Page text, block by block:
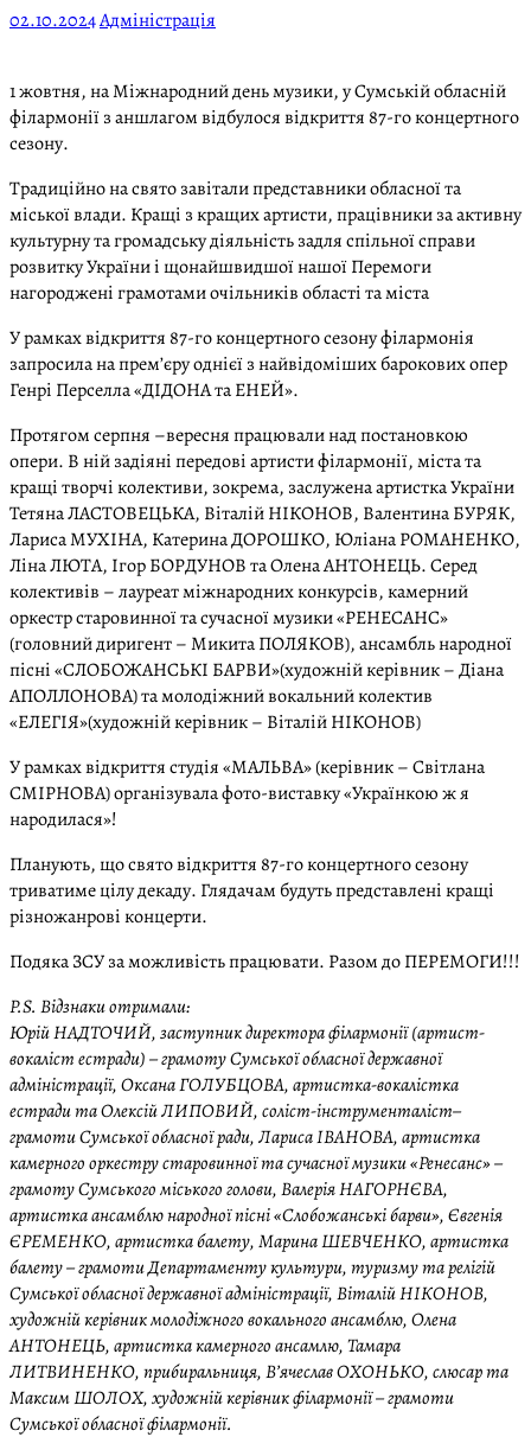
02.10.2024Адміністрація
1 жовтня, на Міжнародний день музики, у Сумській обласній
філармонії з аншлагом відбулося відкриття 87-го концертного
сезону.
Традиційно на свято завітали представники обласної та
міської влади. Кращі з кращих артисти, працівники за активну
культурну та громадську діяльність задля спільної справи
розвитку України і щонайшвидшої нашої Перемоги
нагороджені грамотами очільників області та міста
У рамках відкриття 87-го концертного сезону філармонія
запросила на прем’єру однієї з найвідоміших барокових опер
Генрі Перселла «ДІДОНА та ЕНЕЙ».
Протягом серпня –вересня працювали над постановкою
опери. В ній задіяні передові артисти філармонії, міста та
кращі творчі колективи, зокрема, заслужена артистка України
Тетяна ЛАСТОВЕЦЬКА, Віталій НІКОНОВ, Валентина БУРЯК,
Лариса МУХІНА, Катерина ДОРОШКО, Юліана РОМАНЕНКО,
Ліна ЛЮТА, Ігор БОРДУНОВ та Олена АНТОНЕЦЬ. Серед
колективів – лауреат міжнародних конкурсів, камерний
оркестр старовинної та сучасної музики «РЕНЕСАНС»
(головний диригент – Микита ПОЛЯКОВ), ансамбль народної
пісні «СЛОБОЖАНСЬКІ БАРВИ»(художній керівник – Діана
АПОЛЛОНОВА) та молодіжний вокальний колектив
«ЕЛЕГІЯ»(художній керівник – Віталій НІКОНОВ)
У рамках відкриття студія «МАЛЬВА» (керівник – Світлана
СМІРНОВА) організувала фото-виставку «Українкою ж я
народилася»!
Планують, що свято відкриття 87-го концертного сезону
триватиме цілу декаду. Глядачам будуть представлені кращі
різножанрові концерти.
Подяка ЗСУ за можливість працювати. Разом до ПЕРЕМОГИ!!!
P.S. Відзнаки отримали:
Юрій НАДТОЧИЙ, заступник директора філармонії (артист-
вокаліст естради) – грамоту Сумської обласної державної
адміністрації, Оксана ГОЛУБЦОВА, артистка-вокалістка
естради та Олексій ЛИПОВИЙ, соліст-інструменталіст–
грамоти Сумської обласної ради, Лариса ІВАНОВА, артистка
камерного оркестру старовинної та сучасної музики «Ренесанс» –
грамоту Сумського міського голови, Валерія НАГОРНЄВА,
артистка ансамблю народної пісні «Слобожанські барви», Євгенія
ЄРЕМЕНКО, артистка балету, Марина ШЕВЧЕНКО, артистка
балету – грамоти Департаменту культури, туризму та релігій
Сумської обласної державної адміністрації, Віталій НІКОНОВ,
художній керівник молодіжного вокального ансамблю, Олена
АНТОНЕЦЬ, артистка камерного ансамлю, Тамара
ЛИТВИНЕНКО, прибиральниця, В’ячеслав ОХОНЬКО, слюсар та
Максим ШОЛОХ, художній керівник філармонії – грамоти
Сумської обласної філармонії.